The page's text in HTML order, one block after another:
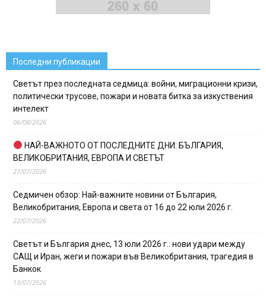
Последни публикации
Светът през последната седмица: войни, миграционни кризи,
политически трусове, пожари и новата битка за изкуствения
интелект
06/08/2026
НАЙ-ВАЖНОТО ОТ ПОСЛЕДНИТЕ ДНИ: БЪЛГАРИЯ,
ВЕЛИКОБРИТАНИЯ, ЕВРОПА И СВЕТЪТ
27/07/2026
Седмичен обзор: Най-важните новини от България,
Великобритания, Европа и света от 16 до 22 юли 2026 г.
22/07/2026
Светът и България днес, 13 юли 2026 г.: нови удари между
САЩ и Иран, жеги и пожари във Великобритания, трагедия в
Банкок
13/07/2026